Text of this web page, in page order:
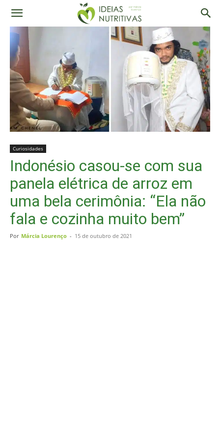
Curiosidades
Indonésio casou-se com sua
panela elétrica de arroz em
uma bela cerimônia: “Ela não
fala e cozinha muito bem”
Por Márcia Lourenço - 15 de outubro de 2021